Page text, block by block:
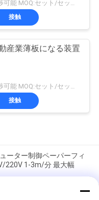
接触
産業薄板になる装置
接触
ーター制御ペーパーフィ
220V 1-3m/分 最大幅
巻紙フィルムラミネータ